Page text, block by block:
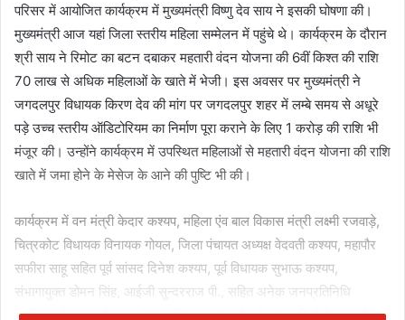
परिसर में आयोजित कार्यक्रम में मुख्यमंत्री विष्णु देव साय ने इसकी घोषणा की।
मुख्यमंत्री आज यहां जिला स्तरीय महिला सम्मेलन में पहुंचे थे। कार्यक्रम के दौरान
श्री साय ने रिमोट का बटन दबाकर महतारी वंदन योजना की 6वीं किश्त की राशि
70 लाख से अधिक महिलाओं के खाते में भेजी। इस अवसर पर मुख्यमंत्री ने
जगदलपुर विधायक किरण देव की मांग पर जगदलपुर शहर में लम्बे समय से अधूरे
पड़े उच्च स्तरीय ऑडिटोरियम का निर्माण पूरा कराने के लिए 1 करोड़ की राशि भी
मंजूर की। उन्होंने कार्यक्रम में उपस्थित महिलाओं से महतारी वंदन योजना की राशि
खाते में जमा होने के मेसेज के आने की पुष्टि भी की।
कार्यक्रम में वन मंत्री केदार कश्यप, महिला एंव बाल विकास मंत्री लक्ष्मी रजवाड़े,
चित्रकोट विधायक विनायक गोयल, जिला पंचायत अध्यक्ष वेदवती कश्यप, महापौर
सफीरा साहू सहित पूर्व सांसद दिनेश कश्यप, पूर्व विधायक सुभाऊ कश्यप,
संभागायुक्त डोमन सिंह, आईजी सुन्दरराज पी., सहित अनेक जनप्रतिनिधि
उपस्थित थे। इस दौरान कलेक्टर विजय दयाराम के. ने बस्तर जिले में चल रहे